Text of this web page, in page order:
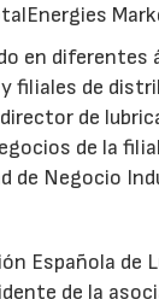
en
filiales de
de
de la
de Negocio
Española de
de la